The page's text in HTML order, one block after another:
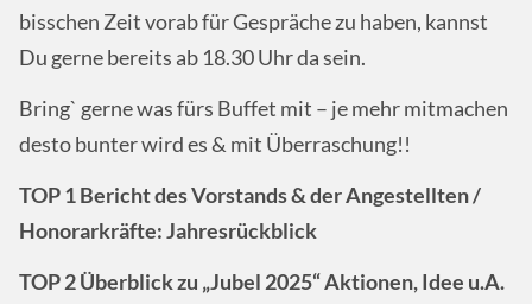
bisschen Zeit vorab für Gespräche zu haben, kannst
Du gerne bereits ab 18.30 Uhr da sein.
Bring` gerne was fürs Buffet mit – je mehr mitmachen
desto bunter wird es & mit Überraschung!!
TOP 1 Bericht des Vorstands & der Angestellten /
Honorarkräfte: Jahresrückblick
TOP 2 Überblick zu „Jubel 2025“ Aktionen, Idee u.A.